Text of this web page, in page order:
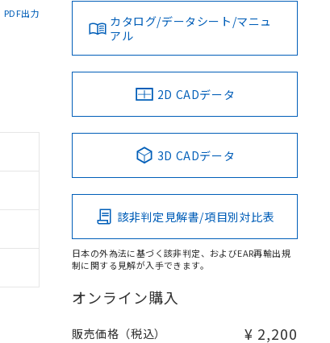
PDF出力
カタログ/データシート/マニュ
アル
2D CADデータ
3D CADデータ
該非判定見解書/項目別対比表
日本の外為法に基づく該非判定、およびEAR再輸出規
制に関する見解が入手できます。
オンライン購入
販売価格（税込） ¥ 2,200